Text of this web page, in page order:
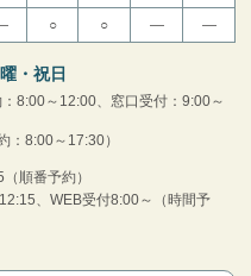
○ ○ ― ―
・祝日
8:00～12:00、窓口受付：9:00～
：8:00～17:30）
順番予約）
、WEB受付8:00～（時間予